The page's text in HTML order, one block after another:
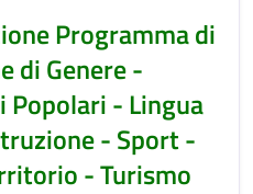
Programma di
di Genere -
Popolari - Lingua
- Sport -
- Turismo